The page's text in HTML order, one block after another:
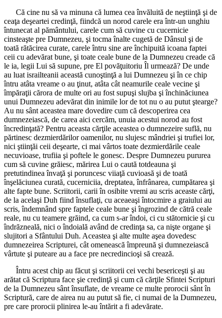
Că cine nu să va minuna că lumea cea învăluită de neştiinţă şi de
ceaţa deşeartei credinţă, fiindcă un norod carele era într-un unghiu
întunecat al pământului, carele cum să cuvine cu cucernicie
cinsteaşte pre Dumnezeu, şi tocma înalte cugetă de Dânsul şi de
toată rătăcirea curate, carele întru sine are închipuită icoana faptei
ceii cu adevărat bune, şi toate ceale bune de la Dumnezeu creade că
le ia, legii Lui să supune, pre El povăţuitoriu Îl urmează? De unde
au luat israilteanii această cunoştinţă a lui Dumnezeu şi în ce chip
întru atâta vreame o au ţinut, atâta cât neamurile ceale vecine şi
împăraţii cărora de multe ori au fost supuşi slujba şi închinăciunea
unui Dumnezeu adevărat din inimile lor de tot nu o au putut ştearge?
Au nu sânt aceastea mare dovedire cum că descoperirea cea
dumnezeiască, de carea aici cercăm, unuia acestui norod au fost
încredinţată? Pentru aceasta cărţile aceastea o dumnezeire suflă, nu
părtinesc dezmierdărilor oamenilor, nu slujesc mândriei şi trufiei lor,
nici ştiinţăi ceii deşearte, ci mai vârtos toate dezmierdările ceale
necuvioase, trufiia şi poftele le gonesc. Despre Dumnezeu pururea
cum să cuvine grăiesc, mărirea Lui o caută totdeauna şi
pretutindinea învaţă şi poruncesc viiaţă cuvioasă şi de toată
înşelăciunea curată, cucerniciia, dreptatea, înfrânarea, cumpătarea şi
alte fapte bune. Scriitorii, carii în osibite vremi au scris aceaste cărţi,
de la acelaşi Duh fiind însuflaţi, cu aceaeaşi întocmire a graiului au
scris, îndemnând spre faptele ceale bune şi îngrozind de cătră ceale
reale, nu cu teamere grăind, ca cum s-ar îndoi, ci cu stătornicie şi cu
îndrăzneală, nici o îndoială având de credinţa sa, ca nişte organe şi
slujitori a Sfântului Duh. Aceastea şi alte multe aşea dovedesc
dumnezeirea Scripturei, cât omenească împreună şi dumnezeiască
vârtute şi puteare au a face pre necredincioşi să crează.
Întru acest chip au făcut şi scriitorii cei vechi besericeşti şi au
arătat că Scriptura face şie credinţă şi cum că cărţile Sfintei Scripturi
de la Dumnezeu sânt însuflate, de vreame ce multe prorocii sânt în
Scriptură, care de airea nu au putut să fie, ci numai de la Dumnezeu,
pre care prorocii plinirea le-au întărit a fi adevărate.